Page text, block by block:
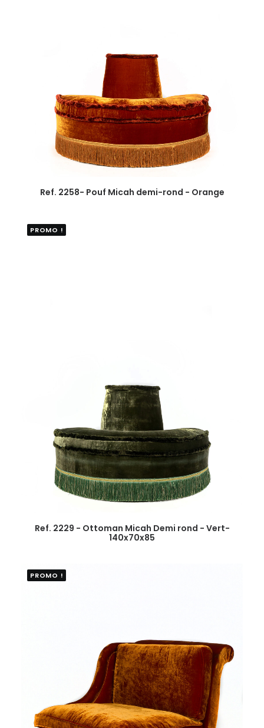
Ref. 2258- Pouf Micah demi-rond - Orange
PROMO !
Ref. 2229 - Ottoman Micah Demi rond - Vert-
140x70x85
PROMO !